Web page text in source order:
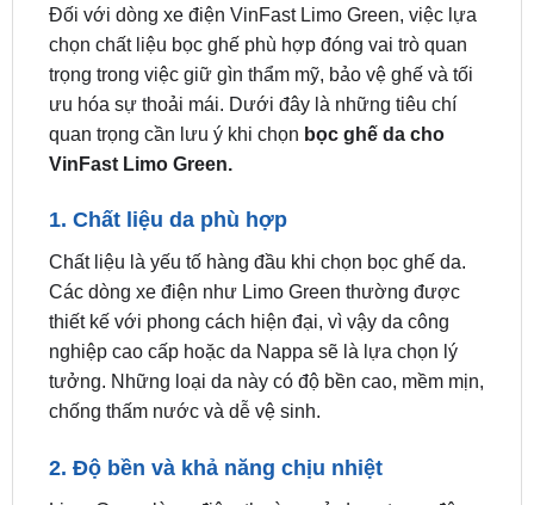
trọng trong việc giữ gìn thẩm mỹ, bảo vệ ghế và tối
ưu hóa sự thoải mái. Dưới đây là những tiêu chí
quan trọng cần lưu ý khi chọnbọc ghế da cho
VinFast Limo Green.
1. Chất liệu da phù hợp
Các dòng xe điện như Limo Green thường được
thiết kế với phong cách hiện đại, vì vậy da công
nghiệp cao cấp hoặc da Nappa sẽ là lựa chọn lý
tưởng. Những loại da này có độ bền cao, mềm mịn,
chống thấm nước và dễ vệ sinh.
2. Độ bền và khả năng chịu nhiệt
thị, do đó nội thất có thể chịu tác động nhiệt độ cao